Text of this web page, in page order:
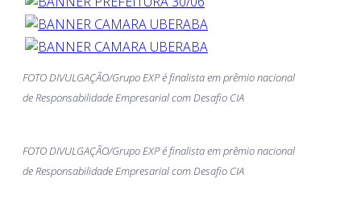
FOTO DIVULGAÇÃO/Grupo EXP é finalista em prêmio nacional
de Responsabilidade Empresarial com Desafio CIA
FOTO DIVULGAÇÃO/Grupo EXP é finalista em prêmio nacional
de Responsabilidade Empresarial com Desafio CIA